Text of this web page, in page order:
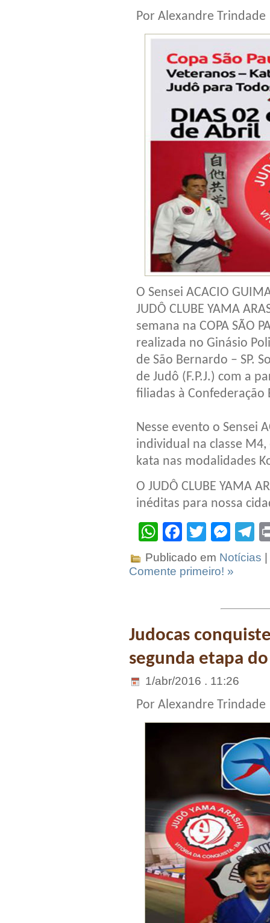
Por Alexandre Trindade
O Sensei ACACIO
JUDÔ CLUBE YAMA
semana na COPA SÃO
realizada no Ginásio
de São Bernardo – SP.
de Judô (F.P.J.) com a
filiadas à
Nesse evento o Sensei
individual na classe M4,
kata nas modalidades
O JUDÔ CLUBE YAMA
inéditas para nossa
WhatsApp
Facebook
Twitter
Publicado em Notícias
Comente primeiro! »
Judocas
segunda etapa
1/abr/2016 . 11:26
Por Alexandre Trindade